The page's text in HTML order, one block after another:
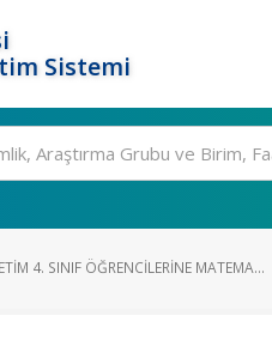
Sistemi
4. SINIF ÖĞRENCİLERİNE MATEMA...